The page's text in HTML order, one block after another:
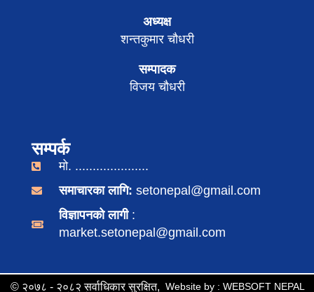
अध्यक्ष
शन्तकुमार चौधरी
सम्पादक
विजय चौधरी
सम्पर्क
मो. .....................
समाचारका लागि: setonepal@gmail.com
विज्ञापनको लागी :
market.setonepal@gmail.com
© २०७८ - २०८२ सर्वाधिकार सुरक्षित, Website by : WEBSOFT NEPAL